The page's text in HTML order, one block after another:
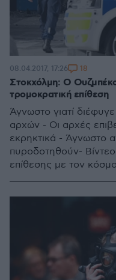
Στοκχόλμη: Ο
τρομοκρατική επίθεση
Άγνωστο γιατί
αρχών - Οι αρχές
εκρηκτικά - Άγνωστο
πυροδοτηθούν-
επίθεσης με τον
08.04.2017, 17:26 18